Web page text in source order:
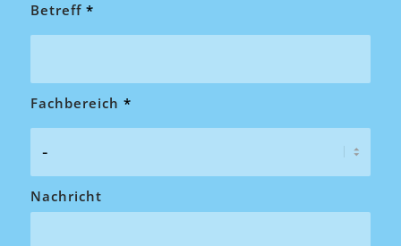
Betreff *
Fachbereich *
Nachricht